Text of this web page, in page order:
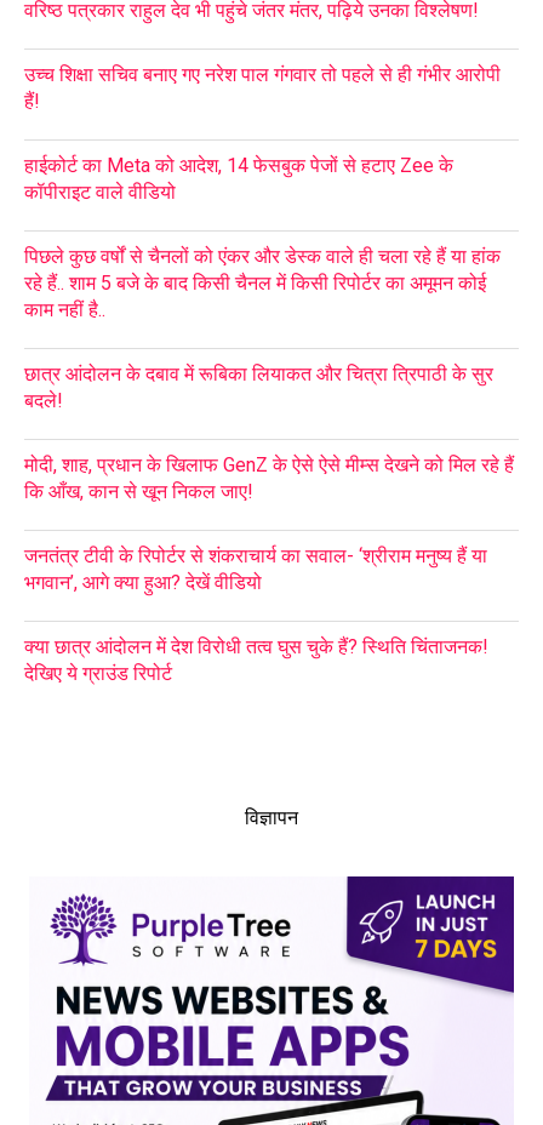
वरिष्ठ पत्रकार राहुल देव भी पहुंचे जंतर मंतर, पढ़िये उनका विश्लेषण!
उच्च शिक्षा सचिव बनाए गए नरेश पाल गंगवार तो पहले से ही गंभीर आरोपी
हैं!
हाईकोर्ट का Meta को आदेश, 14 फेसबुक पेजों से हटाए Zee के
कॉपीराइट वाले वीडियो
पिछले कुछ वर्षों से चैनलों को एंकर और डेस्क वाले ही चला रहे हैं या हांक
रहे हैं.. शाम 5 बजे के बाद किसी चैनल में किसी रिपोर्टर का अमूमन कोई
काम नहीं है..
छात्र आंदोलन के दबाव में रूबिका लियाकत और चित्रा त्रिपाठी के सुर
बदले!
मोदी, शाह, प्रधान के खिलाफ GenZ के ऐसे ऐसे मीम्स देखने को मिल रहे हैं
कि आँख, कान से खून निकल जाए!
जनतंत्र टीवी के रिपोर्टर से शंकराचार्य का सवाल- ‘श्रीराम मनुष्य हैं या
भगवान’, आगे क्या हुआ? देखें वीडियो
क्या छात्र आंदोलन में देश विरोधी तत्व घुस चुके हैं? स्थिति चिंताजनक!
देखिए ये ग्राउंड रिपोर्ट
विज्ञापन